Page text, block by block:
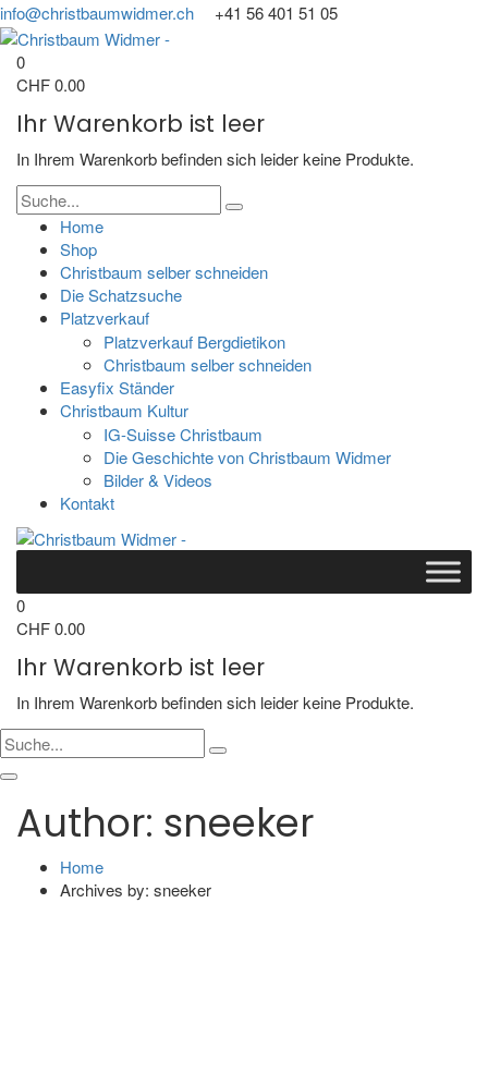
info@christbaumwidmer.ch +41 56 401 51 05
0
CHF0.00
Ihr Warenkorb ist leer
In Ihrem Warenkorb befinden sich leider keine Produkte.
Home
Shop
Christbaum selber schneiden
Die Schatzsuche
Platzverkauf
Platzverkauf Bergdietikon
Christbaum selber schneiden
Easyfix Ständer
Christbaum Kultur
IG-Suisse Christbaum
Die Geschichte von Christbaum Widmer
Bilder & Videos
Kontakt
0
CHF0.00
Ihr Warenkorb ist leer
In Ihrem Warenkorb befinden sich leider keine Produkte.
Author: sneeker
Home
Archives by: sneeker